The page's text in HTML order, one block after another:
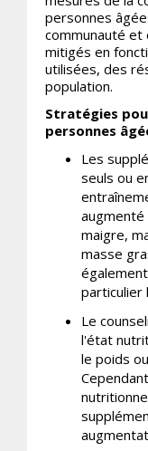
personnes
communauté
mitigés en
utilisées, des
population.
Stratégies
personnes
Les
seuls ou
augmenté
maigre,
masse
particulier
Le
l'état
le poids